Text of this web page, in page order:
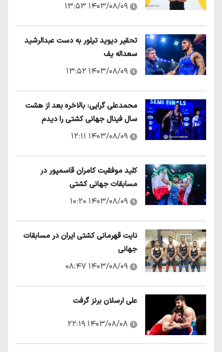
۱۴۰۳/۰۸/۰۹ ۱۳:۵۳
تحقیر دیوید تیلور به دست عبدالرشید
سعداله یف
۱۴۰۳/۰۸/۰۹ ۱۳:۵۲
محمدعلی گرایی: بالاخره بعد از هشت
سال فینال جهانی کشتی را دیدم
۱۴۰۳/۰۸/۰۹ ۱۲:۱۱
کلید موفقیت کامران قاسمپور در
مسابقات جهانی کشتی
۱۴۰۳/۰۸/۰۹ ۱۰:۲۰
نایت قهرمانی کشتی ایران در مسابقات
جهانی
۱۴۰۳/۰۸/۰۹ ۰۸:۴۷
علی ارسلان برنز گرفت
۱۴۰۳/۰۸/۰۸ ۲۲:۱۹